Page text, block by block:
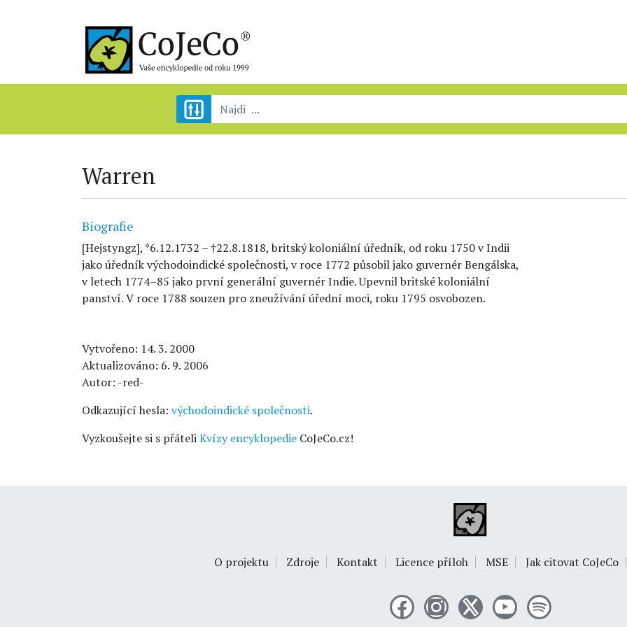
Warren
Biografie
[Hejstyngz], *6.12.1732 – †22.8.1818, britský koloniální úředník, od roku 1750 v Indii
jako úředník východoindické společnosti, v roce 1772 působil jako guvernér Bengálska,
v letech 1774–85 jako první generální guvernér Indie. Upevnil britské koloniální
panství. V roce 1788 souzen pro zneužívání úřední moci, roku 1795 osvobozen.
Vytvořeno: 14. 3. 2000
Aktualizováno: 6. 9. 2006
Autor: -red-
Odkazující hesla: východoindické společnosti.
Vyzkoušejte si s přáteliKvízy encyklopedie CoJeCo.cz!
O projektu Zdroje Kontakt Licence příloh MSE Jak citovat CoJeCo